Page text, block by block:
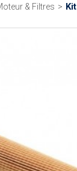
& Filtres >